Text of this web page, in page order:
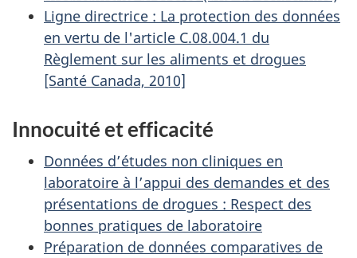
Ligne directrice : La protection des données
en vertu de l'article C.08.004.1 du
Règlement sur les aliments et drogues
[Santé Canada, 2010]
Innocuité et efficacité
Données d’études non cliniques en
laboratoire à l’appui des demandes et des
présentations de drogues : Respect des
bonnes pratiques de laboratoire
Préparation de données comparatives de